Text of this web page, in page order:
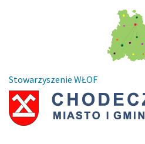
Stowarzyszenie WŁOF